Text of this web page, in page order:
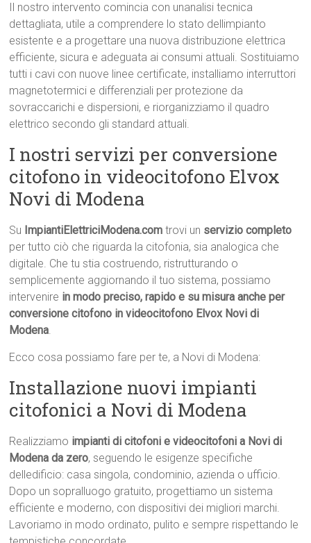
Il nostro intervento comincia con unanalisi tecnica
dettagliata, utile a comprendere lo stato dellimpianto
esistente e a progettare una nuova distribuzione elettrica
efficiente, sicura e adeguata ai consumi attuali. Sostituiamo
tutti i cavi con nuove linee certificate, installiamo interruttori
magnetotermici e differenziali per protezione da
sovraccarichi e dispersioni, e riorganizziamo il quadro
elettrico secondo gli standard attuali.
I nostri servizi per conversione
citofono in videocitofono Elvox
Novi di Modena
Su ImpiantiElettriciModena.com trovi un servizio completo
per tutto ciò che riguarda la citofonia, sia analogica che
digitale. Che tu stia costruendo, ristrutturando o
semplicemente aggiornando il tuo sistema, possiamo
intervenire in modo preciso, rapido e su misura anche per
conversione citofono in videocitofono Elvox Novi di
Modena.
Ecco cosa possiamo fare per te, a Novi di Modena:
Installazione nuovi impianti
citofonici a Novi di Modena
Realizziamo impianti di citofoni e videocitofoni a Novi di
Modena da zero, seguendo le esigenze specifiche
delledificio: casa singola, condominio, azienda o ufficio.
Dopo un sopralluogo gratuito, progettiamo un sistema
efficiente e moderno, con dispositivi dei migliori marchi.
Lavoriamo in modo ordinato, pulito e sempre rispettando le